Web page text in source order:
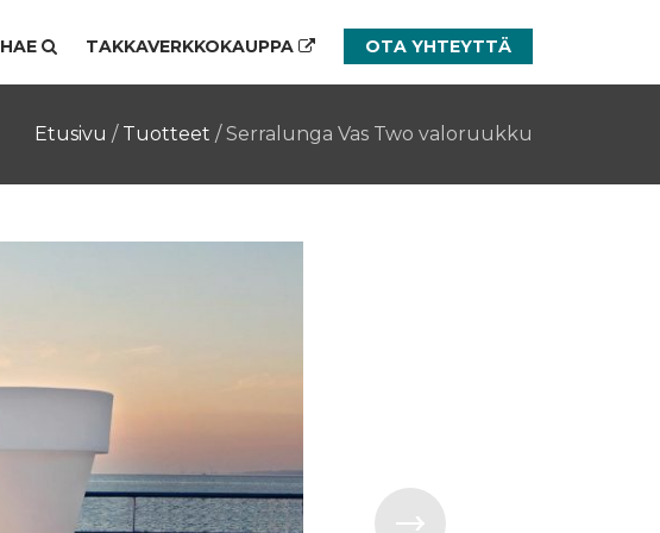
HAE TAKKAVERKKOKAUPPA OTA YHTEYTTÄ
Etusivu / Tuotteet /Serralunga Vas Two valoruukku